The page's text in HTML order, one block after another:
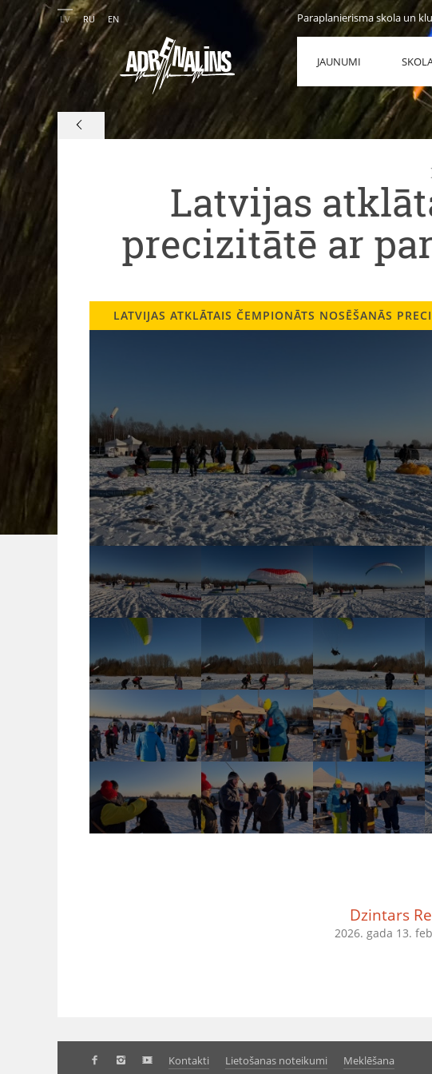
LV RU EN Paraplanierisma skola un
JAUNUMI
Latvijas
precizitātē ar
LATVIJAS ATKLĀTAIS ČEMPIONĀTS NOSĒŠANĀS
Dzintars
2026. gada 13.
Kontakti Lietošanas noteikumi Meklēšana